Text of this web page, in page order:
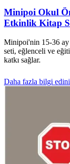
Minipoi Okul
Etkinlik Kitap
Minipoi'nin 15-36 ay
seti, eğlenceli ve
katkı sağlar.
Daha fazla bilgi